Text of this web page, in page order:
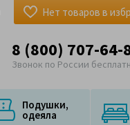
Нет товаров в
8 (800) 707-64-
Звонок по России
Подушки,
одеяла